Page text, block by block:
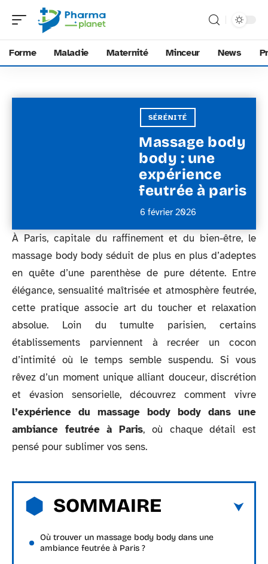
Forme Maladie Maternité Minceur News
SÉRÉNITÉ
Massage body
body : une
expérience
feutrée à paris
6 février 2026
À Paris, capitale du raffinement et du bien-être, le
massage body body séduit de plus en plus d’adeptes
en quête d’une parenthèse de pure détente. Entre
élégance, sensualité maîtrisée et atmosphère feutrée,
cette pratique associe art du toucher et relaxation
absolue. Loin du tumulte parisien, certains
établissements parviennent à recréer un cocon
d’intimité où le temps semble suspendu. Si vous
rêvez d’un moment unique alliant douceur, discrétion
et évasion sensorielle, découvrez comment vivre
l’expérience du massage body body dans une
ambiance feutrée à Paris, où chaque détail est
pensé pour sublimer vos sens.
SOMMAIRE
Où trouver un massage body body dans une
ambiance feutrée à Paris ?